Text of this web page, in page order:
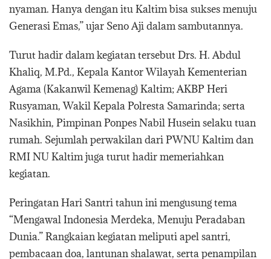
nyaman. Hanya dengan itu Kaltim bisa sukses menuju
Generasi Emas,” ujar Seno Aji dalam sambutannya.
Turut hadir dalam kegiatan tersebut Drs. H. Abdul
Khaliq, M.Pd., Kepala Kantor Wilayah Kementerian
Agama (Kakanwil Kemenag) Kaltim; AKBP Heri
Rusyaman, Wakil Kepala Polresta Samarinda; serta
Nasikhin, Pimpinan Ponpes Nabil Husein selaku tuan
rumah. Sejumlah perwakilan dari PWNU Kaltim dan
RMI NU Kaltim juga turut hadir memeriahkan
kegiatan.
Peringatan Hari Santri tahun ini mengusung tema
“Mengawal Indonesia Merdeka, Menuju Peradaban
Dunia.” Rangkaian kegiatan meliputi apel santri,
pembacaan doa, lantunan shalawat, serta penampilan